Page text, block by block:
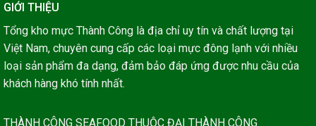
GIỚI THIỆU
Tổng kho mực Thành Công là địa chỉ uy tín và chất lượng tại
Việt Nam, chuyên cung cấp các loại mực đông lạnh với nhiều
loại sản phẩm đa dạng, đảm bảo đáp ứng được nhu cầu của
khách hàng khó tính nhất.
THÀNH CÔNG SEAFOOD THUỘC ĐẠI THÀNH CÔNG